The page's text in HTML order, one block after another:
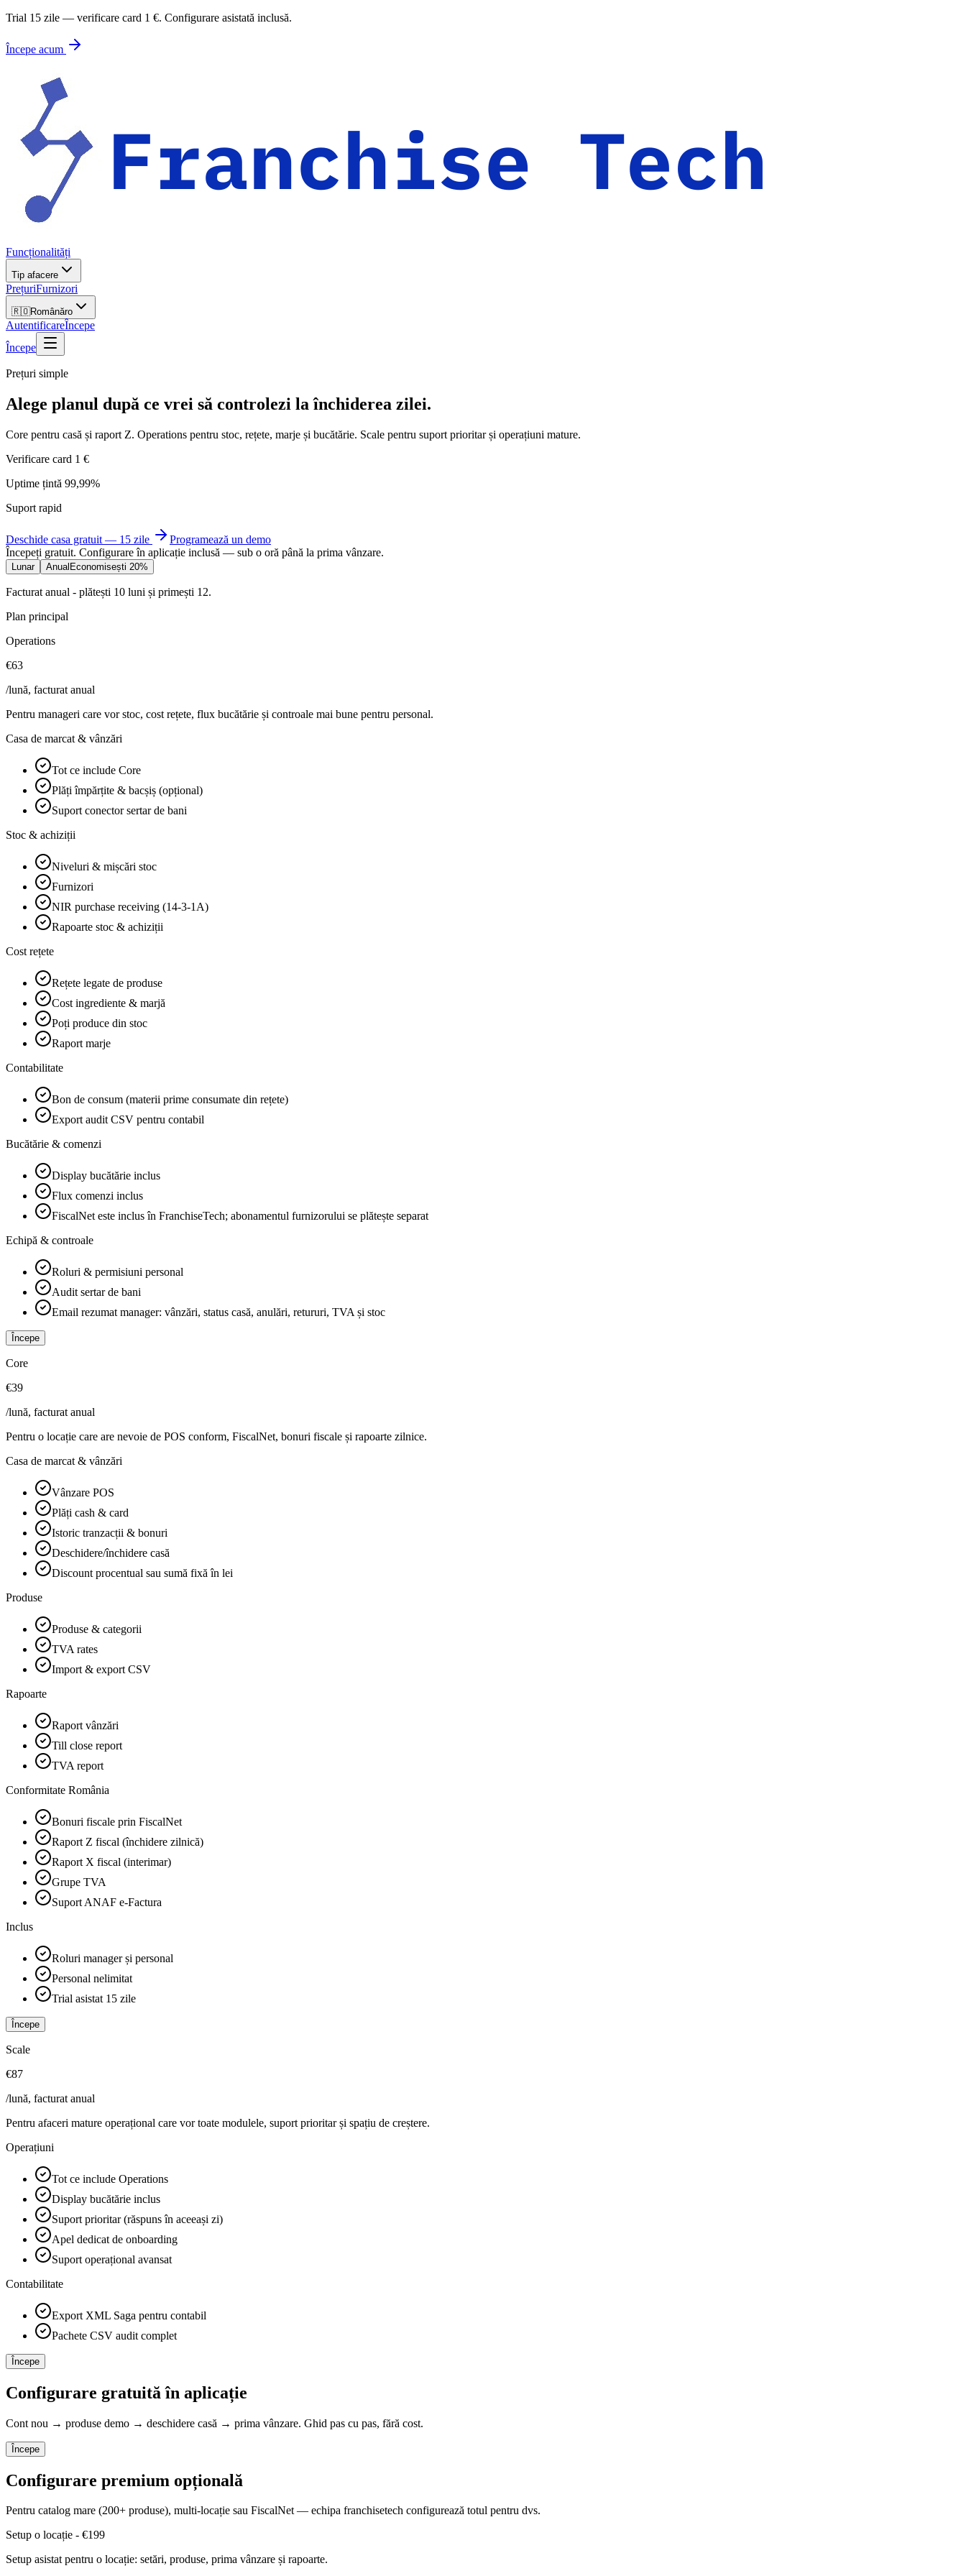
Trial 15 zile — verificare card 1 €. Configurare asistată inclusă.
Începe acum
Funcționalități
Tip afacere
PrețuriFurnizori
🇷🇴Românăro
AutentificareÎncepe
Începe
Prețuri simple
Alege planul după ce vrei să controlezi la închiderea zilei.
Core pentru casă și raport Z. Operations pentru stoc, rețete, marje și bucătărie. Scale pentru suport prioritar și operațiuni mature.
Verificare card 1 €
Uptime țintă 99,99%
Suport rapid
Deschide casa gratuit — 15 zile
Programează un demo
Începeți gratuit. Configurare în aplicație inclusă — sub o oră până la prima vânzare.
Lunar Anual Economisești 20%
Facturat anual - plătești 10 luni și primești 12.
Plan principal
Operations
€63
/lună, facturat anual
Pentru manageri care vor stoc, cost rețete, flux bucătărie și controale mai bune pentru personal.
Casa de marcat & vânzări
Tot ce include Core
Plăți împărțite & bacșiș (opțional)
Suport conector sertar de bani
Stoc & achiziții
Niveluri & mișcări stoc
Furnizori
NIR purchase receiving (14-3-1A)
Rapoarte stoc & achiziții
Cost rețete
Rețete legate de produse
Cost ingrediente & marjă
Poți produce din stoc
Raport marje
Contabilitate
Bon de consum (materii prime consumate din rețete)
Export audit CSV pentru contabil
Bucătărie & comenzi
Display bucătărie inclus
Flux comenzi inclus
FiscalNet este inclus în FranchiseTech; abonamentul furnizorului se plătește separat
Echipă & controale
Roluri & permisiuni personal
Audit sertar de bani
Email rezumat manager: vânzări, status casă, anulări, retururi, TVA și stoc
Începe
Core
€39
/lună, facturat anual
Pentru o locație care are nevoie de POS conform, FiscalNet, bonuri fiscale și rapoarte zilnice.
Casa de marcat & vânzări
Vânzare POS
Plăți cash & card
Istoric tranzacții & bonuri
Deschidere/închidere casă
Discount procentual sau sumă fixă în lei
Produse
Produse & categorii
TVA rates
Import & export CSV
Rapoarte
Raport vânzări
Till close report
TVA report
Conformitate România
Bonuri fiscale prin FiscalNet
Raport Z fiscal (închidere zilnică)
Raport X fiscal (interimar)
Grupe TVA
Suport ANAF e-Factura
Inclus
Roluri manager și personal
Personal nelimitat
Trial asistat 15 zile
Începe
Scale
€87
/lună, facturat anual
Pentru afaceri mature operațional care vor toate modulele, suport prioritar și spațiu de creștere.
Operațiuni
Tot ce include Operations
Display bucătărie inclus
Suport prioritar (răspuns în aceeași zi)
Apel dedicat de onboarding
Suport operațional avansat
Contabilitate
Export XML Saga pentru contabil
Pachete CSV audit complet
Începe
Configurare gratuită în aplicație
Cont nou → produse demo → deschidere casă → prima vânzare. Ghid pas cu pas, fără cost.
Începe
Configurare premium opțională
Pentru catalog mare (200+ produse), multi-locație sau FiscalNet — echipa franchisetech configurează totul pentru dvs.
Setup o locație - €199
Setup asistat pentru o locație: setări, produse, prima vânzare și rapoarte.